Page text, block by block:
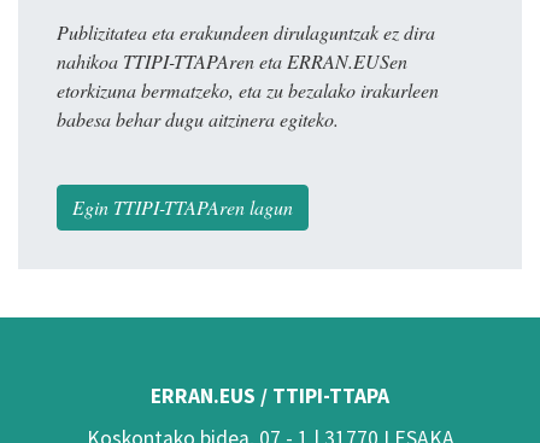
Publizitatea eta erakundeen dirulaguntzak ez dira
nahikoa TTIPI-TTAPAren eta ERRAN.EUSen
etorkizuna bermatzeko, eta zu bezalako irakurleen
babesa behar dugu aitzinera egiteko.
Egin TTIPI-TTAPAren lagun
ERRAN.EUS / TTIPI-TTAPA